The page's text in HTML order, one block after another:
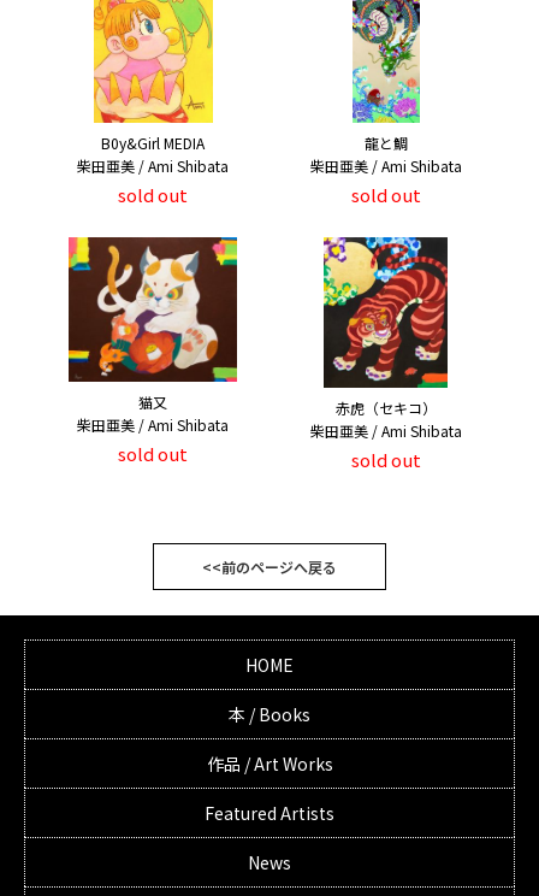
B0y&Girl MEDIA
柴田亜美 / Ami Shibata
sold out
龍と鯛
柴田亜美 / Ami Shibata
sold out
猫又
柴田亜美 / Ami Shibata
sold out
赤虎（セキコ）
柴田亜美 / Ami Shibata
sold out
<<前のページへ戻る
HOME
本 / Books
作品 / Art Works
Featured Artists
News